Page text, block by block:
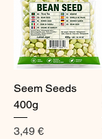
Seem Seeds
400g
Hinta
3,49 €